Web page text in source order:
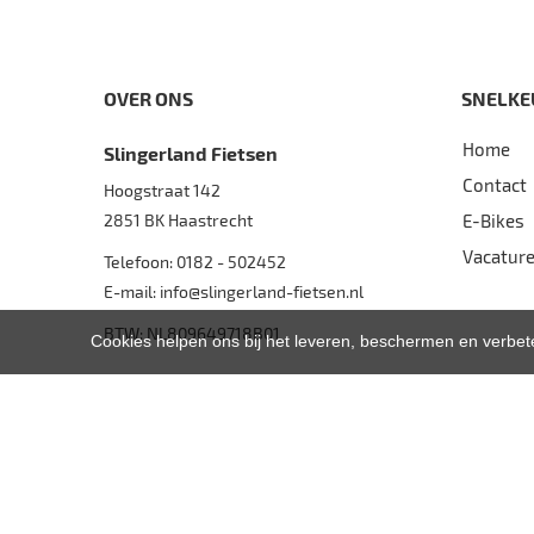
OVER ONS
Slingerland Fietsen
Hoogstraat 142
2851 BK Haastrecht
Telefoon: 0182 - 502452
E-mail: info@slingerland-fietsen.nl
BTW: NL809649718B01
Home
Contact
E-Bikes
Cookies helpen ons bij het leveren, beschermen en